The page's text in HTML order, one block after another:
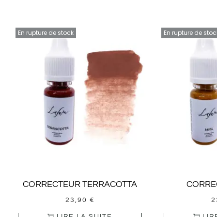
En rupture de stock
CORRECTEUR TERRACOTTA
23,90 €
En rupture de